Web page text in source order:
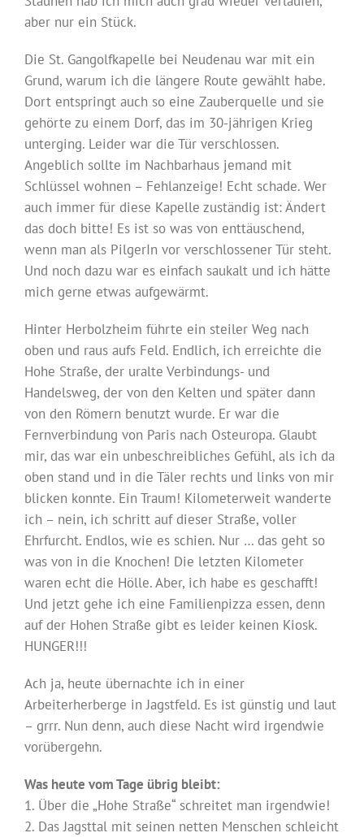
aber nur ein Stück.
Die St. Gangolfkapelle bei Neudenau war mit ein
Grund, warum ich die längere Route gewählt habe.
Dort entspringt auch so eine Zauberquelle und sie
gehörte zu einem Dorf, das im 30-jährigen Krieg
unterging. Leider war die Tür verschlossen.
Angeblich sollte im Nachbarhaus jemand mit
Schlüssel wohnen – Fehlanzeige! Echt schade. Wer
auch immer für diese Kapelle zuständig ist: Ändert
das doch bitte! Es ist so was von enttäuschend,
wenn man als PilgerIn vor verschlossener Tür steht.
Und noch dazu war es einfach saukalt und ich hätte
mich gerne etwas aufgewärmt.
Hinter Herbolzheim führte ein steiler Weg nach
oben und raus aufs Feld. Endlich, ich erreichte die
Hohe Straße, der uralte Verbindungs- und
Handelsweg, der von den Kelten und später dann
von den Römern benutzt wurde. Er war die
Fernverbindung von Paris nach Osteuropa. Glaubt
mir, das war ein unbeschreibliches Gefühl, als ich da
oben stand und in die Täler rechts und links von mir
blicken konnte. Ein Traum! Kilometerweit wanderte
ich – nein, ich schritt auf dieser Straße, voller
Ehrfurcht. Endlos, wie es schien. Nur … das geht so
was von in die Knochen! Die letzten Kilometer
waren echt die Hölle. Aber, ich habe es geschafft!
Und jetzt gehe ich eine Familienpizza essen, denn
auf der Hohen Straße gibt es leider keinen Kiosk.
HUNGER!!!
Ach ja, heute übernachte ich in einer
Arbeiterherberge in Jagstfeld. Es ist günstig und laut
– grrr. Nun denn, auch diese Nacht wird irgendwie
vorübergehn.
Was heute vom Tage übrig bleibt:
1. Über die „Hohe Straße“ schreitet man irgendwie!
2. Das Jagsttal mit seinen netten Menschen schleicht